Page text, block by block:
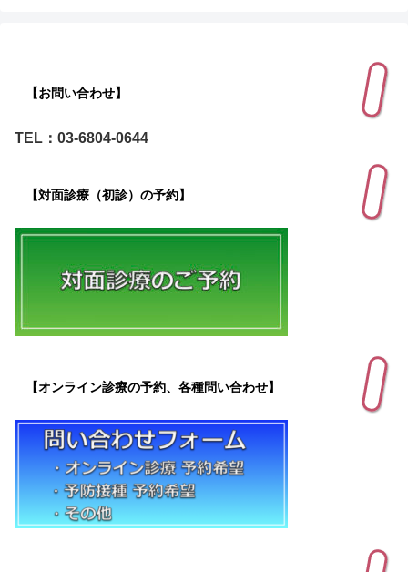
【お問い合わせ】
TEL：03-6804-0644
【対面診療（初診）の予約】
【オンライン診療の予約、各種問い合わせ】